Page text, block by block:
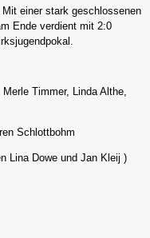
einer stark geschlossenen
Ende verdient mit 2:0
Timmer, Linda Althe,
Schlottbohm
Lina Dowe und Jan Kleij )